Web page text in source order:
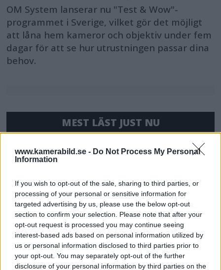
www.kamerabild.se - Do Not Process My Personal
Information
If you wish to opt-out of the sale, sharing to third parties, or
processing of your personal or sensitive information for
targeted advertising by us, please use the below opt-out
section to confirm your selection. Please note that after your
opt-out request is processed you may continue seeing
interest-based ads based on personal information utilized by
us or personal information disclosed to third parties prior to
your opt-out. You may separately opt-out of the further
disclosure of your personal information by third parties on the
OM System lanserar nu "Test & Wow"-
programmet i Sverige, vilket gör det möjligt
att låna hem kameror och objektiv under fem
dagar för att se hur utrustningen passar dina
behov.
MEST LÄST JUST NU
DJI Osmo Pocket 4P
släppt – får 10-bitars D-
Sony lägger bud på
Tamron – kan vara värt
12 miljarder kronor